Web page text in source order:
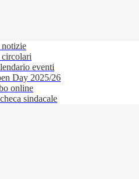
eventi
Day 2025/26
online
sindacale